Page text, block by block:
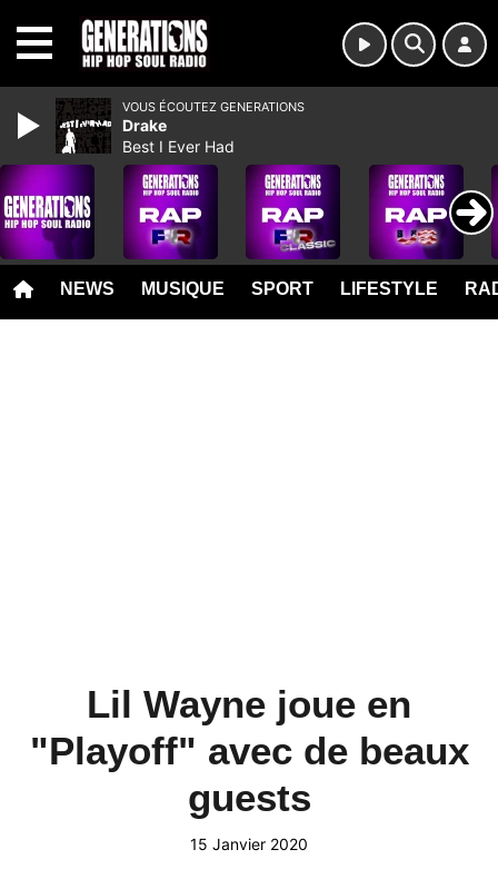
NEWS MUSIQUE SPORT LIFESTYLE
Lil Wayne joue en
"Playoff" avec de beaux
guests
15 Janvier 2020
VOUS ÉCOUTEZ GENERATIONS
Drake
Best I Ever Had